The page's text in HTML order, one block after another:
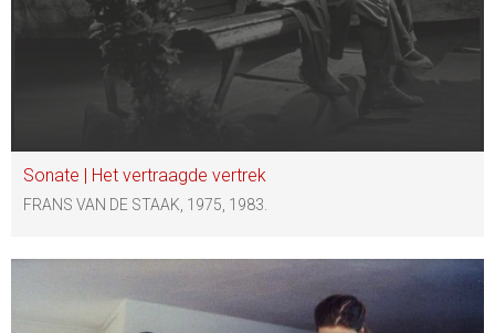
Sonate | Het vertraagde vertrek
FRANS VAN DE STAAK, 1975, 1983.